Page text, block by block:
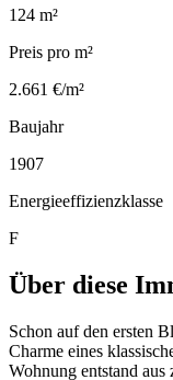
124 m²
Preis pro m²
2.661 €/m²
Baujahr
1907
Energieeffizienzklasse
F
Über diese
Schon auf den ersten
Charme eines
Wohnung entstand